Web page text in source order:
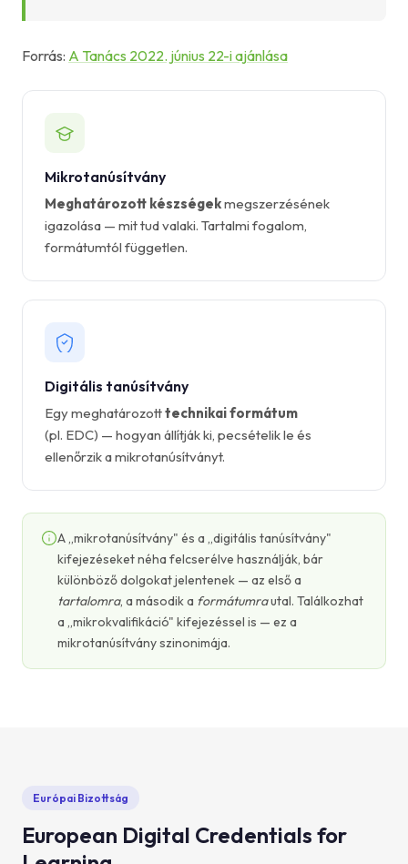
Forrás: A Tanács 2022. június 22-i ajánlása
Mikrotanúsítvány
Meghatározott készségekmegszerzésének
igazolása — mit tud valaki. Tartalmi fogalom,
formátumtól független.
Digitális tanúsítvány
Egy meghatározotttechnikai formátum
(pl. EDC) — hogyan állítják ki, pecsételik le és
ellenőrzik a mikrotanúsítványt.
A „mikrotanúsítvány" és a „digitális tanúsítvány"
kifejezéseket néha felcserélve használják, bár
különböző dolgokat jelentenek — az első a
tartalomra, a második a formátumrautal. Találkozhat
a „mikrokvalifikáció" kifejezéssel is — ez a
mikrotanúsítvány szinonimája.
Európai Bizottság
European Digital Credentials for